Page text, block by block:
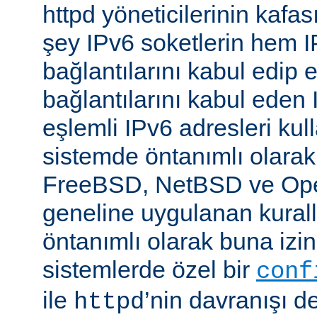
httpd yöneticilerinin
şey IPv6 soketlerin hem
bağlantılarını kabul edip
bağlantılarını kabul
eşlemli IPv6 adresleri
sistemde öntanımlı
FreeBSD, NetBSD ve
geneline uygulanan
öntanımlı olarak buna
sistemlerde özel bir
ile httpd’nin davranışı